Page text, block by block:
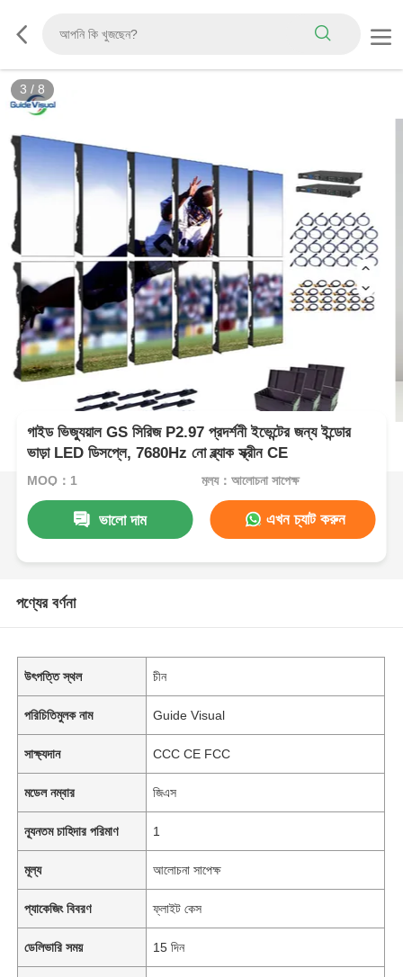
3 / 8
গাইড ভিজ্যুয়াল GS সিরিজ P2.97 প্রদর্শনী ইভেন্টের জন্য ইন্ডোর
ভাড়া LED ডিসপ্লে, 7680Hz নো ব্ল্যাক স্ক্রীন CE
MOQ：1 মূল্য：আলোচনা সাপেক্ষ
ভালো দাম এখন চ্যাট করুন
পণ্যের বর্ণনা
উৎপত্তি স্থল চীন
পরিচিতিমুলক নাম Guide Visual
সাক্ষ্যদান CCC CE FCC
মডেল নম্বার জিএস
ন্যূনতম চাহিদার পরিমাণ 1
মূল্য আলোচনা সাপেক্ষ
প্যাকেজিং বিবরণ ফ্লাইট কেস
ডেলিভারি সময় 15 দিন